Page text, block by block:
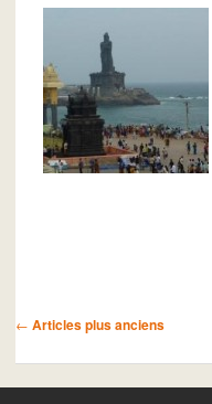
Navigation des articles
← Articles plus anciens